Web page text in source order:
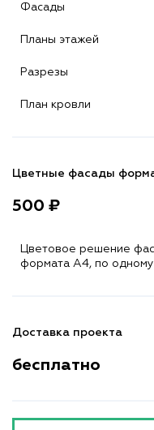
Фасады
Планы этажей
Разрезы
План кровли
Цветные фасады
500 ₽
Цветовое решение
формата A4, по
Доставка проекта
бесплатно